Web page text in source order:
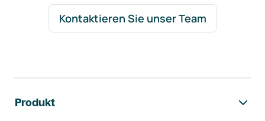
Kontaktieren Sie unser Team
Produkt